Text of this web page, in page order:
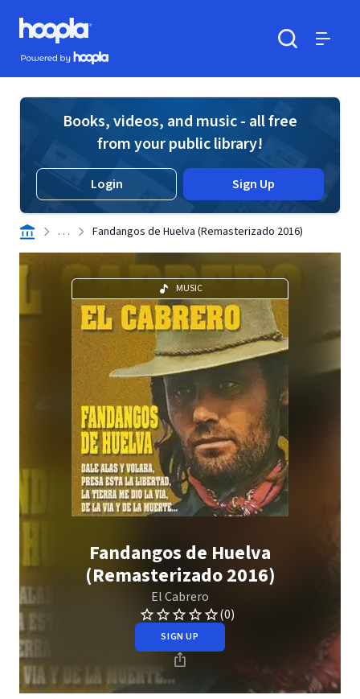
Skip to main content
Hoopla logo
Powered by Hoopla
Books, videos, and music - all free
from your public library!
Login Sign Up
. . . Fandangos de Huelva (Remasterizado 2016)
MUSIC
Fandangos de Huelva
(Remasterizado 2016)
El Cabrero
(0)
SIGN UP